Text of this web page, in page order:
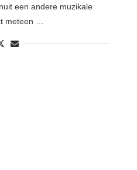
een andere muzikale
meteen …